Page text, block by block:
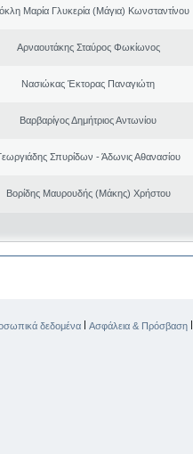
Μαρία Γλυκερία (Μάγια) Κωνσταντίνου
Αρναουτάκης Σταύρος Φωκίωνος
Νασιώκας Έκτορας Παναγιώτη
Βαρβαρίγος Δημήτριος Αντωνίου
Σπυρίδων - Άδωνις Αθανασίου
Βορίδης Μαυρουδής (Μάκης) Χρήστου
δεδομένα | Ασφάλεια & Πρόσβαση